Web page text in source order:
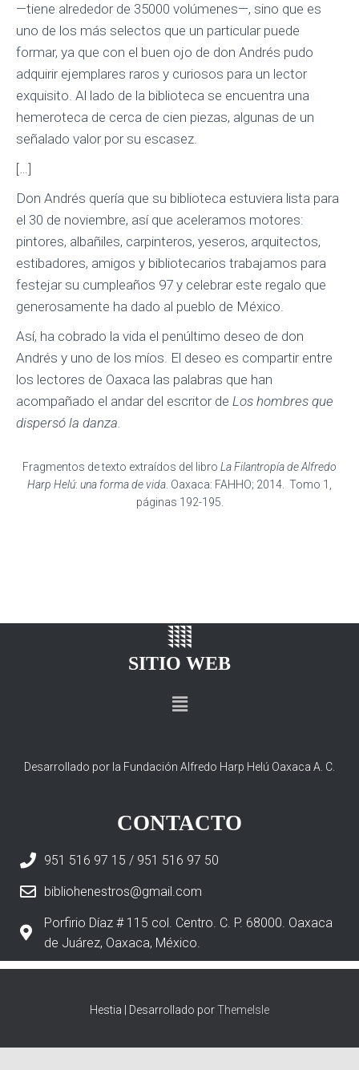
—tiene alrededor de 35000 volúmenes—, sino que es
uno de los más selectos que un particular puede
formar, ya que con el buen ojo de don Andrés pudo
adquirir ejemplares raros y curiosos para un lector
exquisito. Al lado de la biblioteca se encuentra una
hemeroteca de cerca de cien piezas, algunas de un
señalado valor por su escasez.
[…]
Don Andrés quería que su biblioteca estuviera lista para
el 30 de noviembre, así que aceleramos motores:
pintores, albañiles, carpinteros, yeseros, arquitectos,
estibadores, amigos y bibliotecarios trabajamos para
festejar su cumpleaños 97 y celebrar este regalo que
generosamente ha dado al pueblo de México.
Así, ha cobrado la vida el penúltimo deseo de don
Andrés y uno de los míos. El deseo es compartir entre
los lectores de Oaxaca las palabras que han
acompañado el andar del escritor de Los hombres que
dispersó la danza.
Fragmentos de texto extraídos del libro La Filantropía de Alfredo
Harp Helú: una forma de vida . Oaxaca: FAHHO; 2014. Tomo 1,
páginas 192-195.
SITIO WEB
Desarrollado por la Fundación Alfredo Harp Helú Oaxaca A. C.
CONTACTO
951 516 97 15 / 951 516 97 50
bibliohenestros@gmail.com
Porfirio Díaz # 115 col. Centro. C. P. 68000. Oaxaca
de Juárez, Oaxaca, México.
Hestia | Desarrollado porThemeIsle